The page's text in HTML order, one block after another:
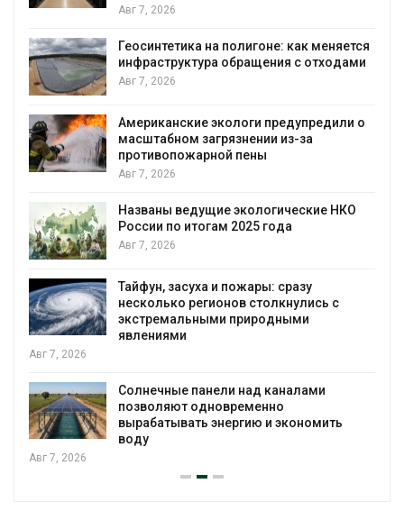
Авг 7, 2026
Геосинтетика на полигоне: как меняется
инфраструктура обращения с отходами
Авг 7, 2026
Американские экологи предупредили о
масштабном загрязнении из-за
противопожарной пены
Авг 7, 2026
Названы ведущие экологические НКО
России по итогам 2025 года
Авг 7, 2026
Тайфун, засуха и пожары: сразу
несколько регионов столкнулись с
экстремальными природными
явлениями
Авг 7, 2026
Солнечные панели над каналами
позволяют одновременно
вырабатывать энергию и экономить
воду
Авг 7, 2026